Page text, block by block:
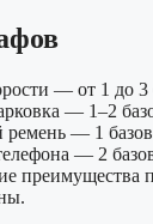
— от 1 до 3
— 1–2
ремень — 1
— 2